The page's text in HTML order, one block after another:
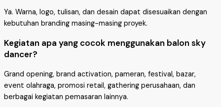
Ya. Warna, logo, tulisan, dan desain dapat disesuaikan dengan
kebutuhan branding masing-masing proyek.
Kegiatan apa yang cocok menggunakan balon sky
dancer?
Grand opening, brand activation, pameran, festival, bazar,
event olahraga, promosi retail, gathering perusahaan, dan
berbagai kegiatan pemasaran lainnya.